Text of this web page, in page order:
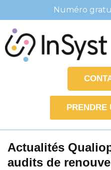
Numéro
PRENDRE
Actualités
audits de